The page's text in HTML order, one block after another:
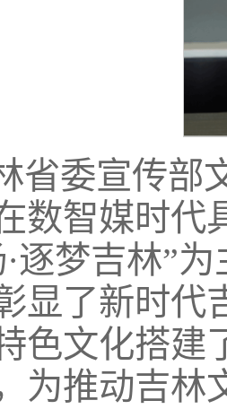
省委宣传部
数智媒时代
逐梦吉林”
显了新时代
色文化搭建
为推动吉林